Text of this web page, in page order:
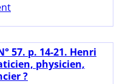
57. p. 14-21. Henri
physicien,
?